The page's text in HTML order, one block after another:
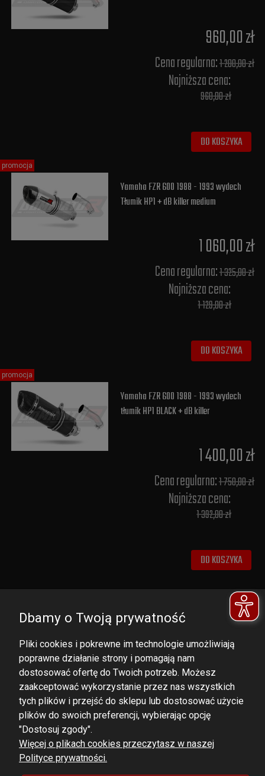
960,00 zł
Cena regularna:1 200,00 zł
Najniższa cena:
960,00 zł
DO KOSZYKA
Yamaha FZR 600 1988 - 1993 wydech
Tłumik HP1 + dB killer medium
1 060,00 zł
Cena regularna:1 325,00 zł
Najniższa cena:
1 129,00 zł
DO KOSZYKA
promocja
Yamaha FZR 600 1988 - 1993 wydech
tłumik HP1 BLACK + dB killer
1 400,00 zł
Cena regularna:1 750,00 zł
Najniższa cena:
1 392,00 zł
DO KOSZYKA
promocja
DOMINATOR GROUP Sp. z o.o.
Ludowa 59, 43-514 Kaniów,
POLAND
VAT ID No.: 6521751083
Dbamy o Twoją prywatność
Pliki cookies i pokrewne im technologie umożliwiają
poprawne działanie strony i pomagają nam
dostosować ofertę do Twoich potrzeb. Możesz
zaakceptować wykorzystanie przez nas wszystkich
tych plików i przejść do sklepu lub dostosować użycie
plików do swoich preferencji, wybierając opcję
"Dostosuj zgody".
Więcej o plikach cookies przeczytasz w naszej
Polityce prywatności.